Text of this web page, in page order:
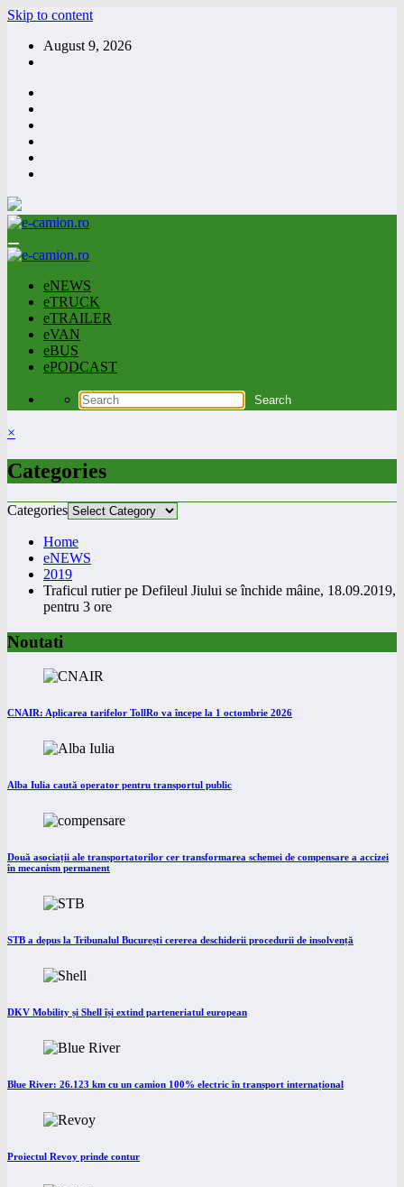
Skip to content
August 9, 2026
eNEWS
eTRUCK
eTRAILER
eVAN
eBUS
ePODCAST
×
Categories
Categories
Home
eNEWS
2019
Traficul rutier pe Defileul Jiului se închide mâine, 18.09.2019,
pentru 3 ore
Noutati
CNAIR: Aplicarea tarifelor TollRo va începe la 1 octombrie 2026
Alba Iulia caută operator pentru transportul public
Două asociații ale transportatorilor cer transformarea schemei de compensare a accizei
în mecanism permanent
STB a depus la Tribunalul București cererea deschiderii procedurii de insolvență
DKV Mobility și Shell își extind parteneriatul european
Blue River: 26.123 km cu un camion 100% electric în transport internațional
Proiectul Revoy prinde contur